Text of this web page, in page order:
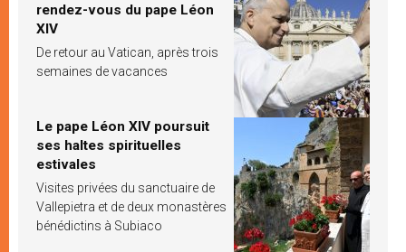
rendez-vous du pape Léon
XIV
De retour au Vatican, après trois
semaines de vacances
Le pape Léon XIV poursuit
ses haltes spirituelles
estivales
Visites privées du sanctuaire de
Vallepietra et de deux monastères
bénédictins à Subiaco